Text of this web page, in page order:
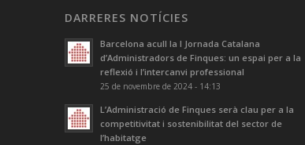
DARRERES NOTÍCIES
Barcelona acull la I Jornada Catalana
d’Administradors de Finques: un espai per a la
reflexió i l’intercanvi professional
25 de novembre de 2024 - 14:13
L’Administració de Finques serà clau per a la
competitivitat i sostenibilitat del sector de
l’habitatge